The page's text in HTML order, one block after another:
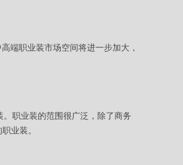
端职业装市场空间将进一步加大，
职业装的范围很广泛，除了商务
业装。